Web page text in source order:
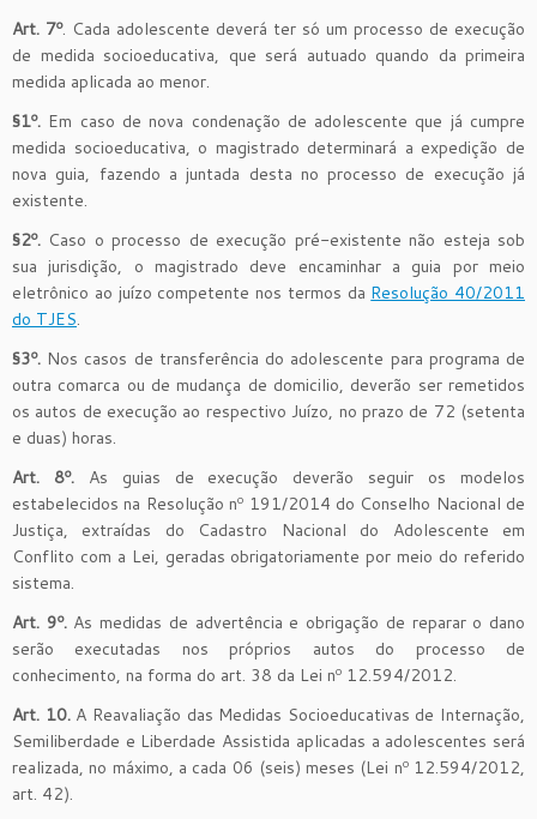
Art. 7º. Cada adolescente deverá ter só um processo de execução
de medida socioeducativa, que será autuado quando da primeira
medida aplicada ao menor.
§1º. Em caso de nova condenação de adolescente que já cumpre
medida socioeducativa, o magistrado determinará a expedição de
nova guia, fazendo a juntada desta no processo de execução já
existente.
§2º. Caso o processo de execução pré-existente não esteja sob
sua jurisdição, o magistrado deve encaminhar a guia por meio
eletrônico ao juízo competente nos termos da Resolução 40/2011
do TJES.
§3º. Nos casos de transferência do adolescente para programa de
outra comarca ou de mudança de domicilio, deverão ser remetidos
os autos de execução ao respectivo Juízo, no prazo de 72 (setenta
e duas) horas.
Art. 8º.As guias de execução deverão seguir os modelos
estabelecidos na Resolução nº 191/2014 do Conselho Nacional de
Justiça, extraídas do Cadastro Nacional do Adolescente em
Conflito com a Lei, geradas obrigatoriamente por meio do referido
sistema.
Art. 9º.As medidas de advertência e obrigação de reparar o dano
serão executadas nos próprios autos do processo de
conhecimento, na forma do art. 38 da Lei nº 12.594/2012.
Art. 10.A Reavaliação das Medidas Socioeducativas de Internação,
Semiliberdade e Liberdade Assistida aplicadas a adolescentes será
realizada, no máximo, a cada 06 (seis) meses (Lei nº 12.594/2012,
art. 42).